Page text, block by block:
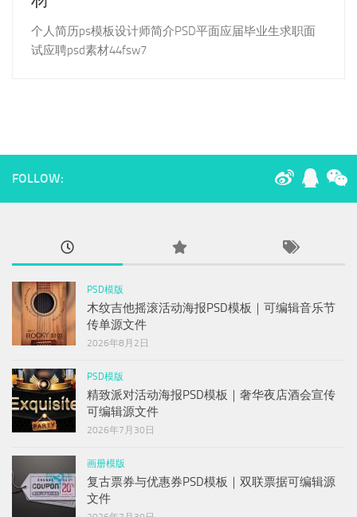
个人简历ps模板设计师简介PSD平面应届毕业生求职面
试应聘psd素材44fsw7
FOLLOW:
PSD模版
木纹吉他摇滚活动海报PSD模板｜可编辑音乐节
传单源文件
2026年8月2日
PSD模版
精致派对活动海报PSD模板｜奢华夜店酒会宣传
可编辑源文件
2026年7月30日
画册模版
复古票券与优惠券PSD模板｜双联票据可编辑源
文件